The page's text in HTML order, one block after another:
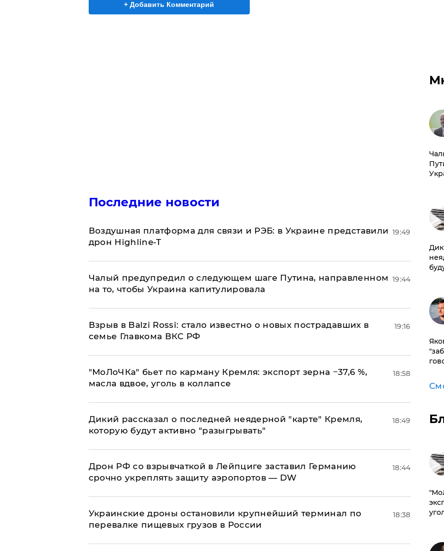
+ Добавить Комментарий
Последние новости
Воздушная платформа для связи и РЭБ: в Украине представили
дрон Highline-T
19:49
Чалый предупредил о следующем шаге Путина, направленном
на то, чтобы Украина капитулировала
19:44
Взрыв в Balzi Rossi: стало известно о новых пострадавших в
семье Главкома ВКС РФ
19:16
​"МоЛоЧКа" бьет по карману Кремля: экспорт зерна −37,6 %,
масла вдвое, уголь в коллапсе
18:58
Дикий рассказал о последней неядерной "карте" Кремля,
которую будут активно "разыгрывать"
18:49
​Дрон РФ со взрывчаткой в Лейпциге заставил Германию
срочно укреплять защиту аэропортов — DW
18:44
Украинские дроны остановили крупнейший терминал по
перевалке пищевых грузов в России
18:38